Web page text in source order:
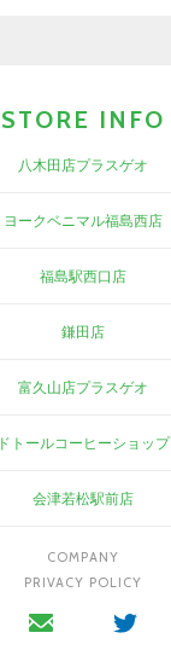
STORE INFO
八木田店プラスゲオ
ヨークベニマル福島西店
福島駅西口店
鎌田店
富久山店プラスゲオ
ドトールコーヒーショップ
会津若松駅前店
COMPANY
PRIVACY POLICY